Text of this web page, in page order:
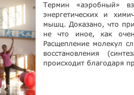
Термин «аэробный»
энергетических и
мышц. Доказано, что
не что иное, как
Расщепление молекул
восстановления
происходит благодаря